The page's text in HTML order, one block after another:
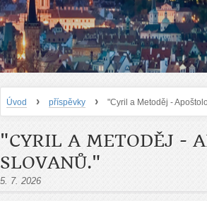
Úvod › příspěvky › "Cyril a Metoděj -
"CYRIL A METODĚJ -
SLOVANŮ."
5. 7. 2026